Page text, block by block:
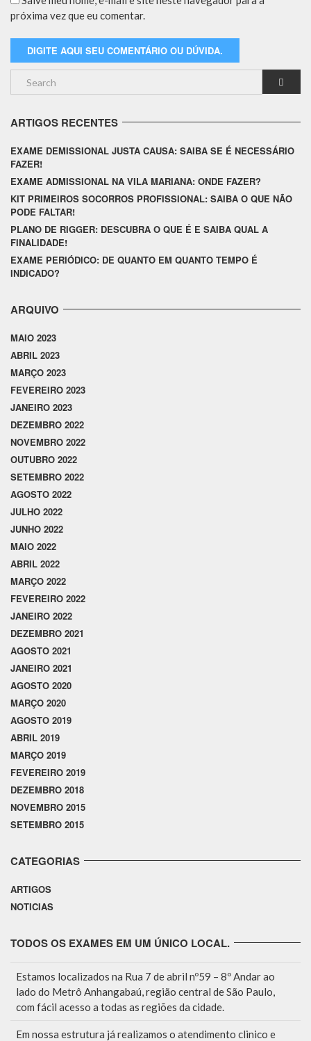
próxima vez que eu comentar.
ARTIGOS RECENTES
EXAME DEMISSIONAL JUSTA CAUSA: SAIBA SE É NECESSÁRIO
FAZER!
EXAME ADMISSIONAL NA VILA MARIANA: ONDE FAZER?
KIT PRIMEIROS SOCORROS PROFISSIONAL: SAIBA O QUE NÃO
PODE FALTAR!
PLANO DE RIGGER: DESCUBRA O QUE É E SAIBA QUAL A
FINALIDADE!
EXAME PERIÓDICO: DE QUANTO EM QUANTO TEMPO É
INDICADO?
ARQUIVO
MAIO 2023
ABRIL 2023
MARÇO 2023
FEVEREIRO 2023
JANEIRO 2023
DEZEMBRO 2022
NOVEMBRO 2022
OUTUBRO 2022
SETEMBRO 2022
AGOSTO 2022
JULHO 2022
JUNHO 2022
MAIO 2022
ABRIL 2022
MARÇO 2022
FEVEREIRO 2022
JANEIRO 2022
DEZEMBRO 2021
AGOSTO 2021
JANEIRO 2021
AGOSTO 2020
MARÇO 2020
AGOSTO 2019
ABRIL 2019
MARÇO 2019
FEVEREIRO 2019
DEZEMBRO 2018
NOVEMBRO 2015
SETEMBRO 2015
CATEGORIAS
ARTIGOS
NOTICIAS
TODOS OS EXAMES EM UM ÚNICO LOCAL.
Estamos localizados na Rua 7 de abril nº59 – 8º Andar ao
lado do Metrô Anhangabaú, região central de São Paulo,
com fácil acesso a todas as regiões da cidade.
Em nossa estrutura já realizamos o atendimento clinico e